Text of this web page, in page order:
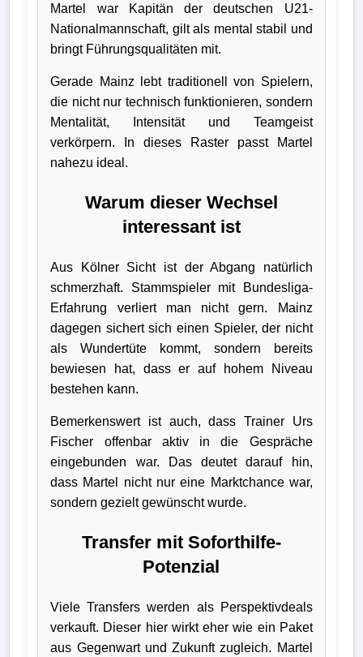
Martel war Kapitän der deutschen U21-
Nationalmannschaft, gilt als mental stabil und
bringt Führungsqualitäten mit.
Gerade Mainz lebt traditionell von Spielern,
die nicht nur technisch funktionieren, sondern
Mentalität, Intensität und Teamgeist
verkörpern. In dieses Raster passt Martel
nahezu ideal.
Warum dieser Wechsel
interessant ist
Aus Kölner Sicht ist der Abgang natürlich
schmerzhaft. Stammspieler mit Bundesliga-
Erfahrung verliert man nicht gern. Mainz
dagegen sichert sich einen Spieler, der nicht
als Wundertüte kommt, sondern bereits
bewiesen hat, dass er auf hohem Niveau
bestehen kann.
Bemerkenswert ist auch, dass Trainer Urs
Fischer offenbar aktiv in die Gespräche
eingebunden war. Das deutet darauf hin,
dass Martel nicht nur eine Marktchance war,
sondern gezielt gewünscht wurde.
Transfer mit Soforthilfe-
Potenzial
Viele Transfers werden als Perspektivdeals
verkauft. Dieser hier wirkt eher wie ein Paket
aus Gegenwart und Zukunft zugleich. Martel